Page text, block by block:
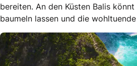
bereiten. An den Küsten Balis
baumeln lassen und die